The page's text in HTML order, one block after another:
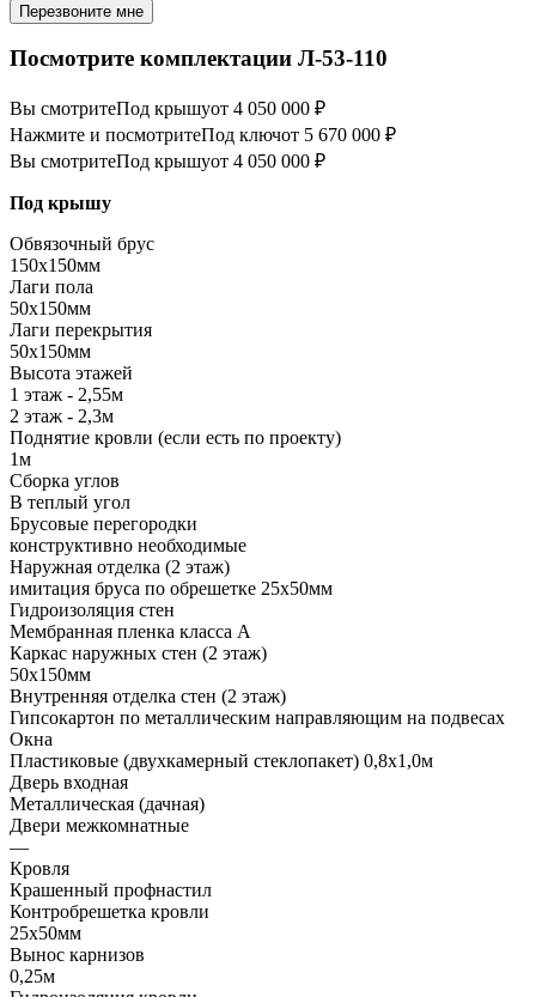
Перезвоните мне
Посмотрите комплектации Л-53-110
Вы смотритеПод крышуот 4 050 000 ₽
Нажмите и посмотритеПод ключот 5 670 000 ₽
Вы смотритеПод крышуот 4 050 000 ₽
Под крышу
Обвязочный брус
150х150мм
Лаги пола
50х150мм
Лаги перекрытия
50х150мм
Высота этажей
1 этаж - 2,55м
2 этаж - 2,3м
Поднятие кровли (если есть по проекту)
1м
Сборка углов
В теплый угол
Брусовые перегородки
конструктивно необходимые
Наружная отделка (2 этаж)
имитация бруса по обрешетке 25х50мм
Гидроизоляция стен
Мембранная пленка класса А
Каркас наружных стен (2 этаж)
50х150мм
Внутренняя отделка стен (2 этаж)
Гипсокартон по металлическим направляющим на подвесах
Окна
Пластиковые (двухкамерный стеклопакет) 0,8х1,0м
Дверь входная
Металлическая (дачная)
Двери межкомнатные
—
Кровля
Крашенный профнастил
Контробрешетка кровли
25х50мм
Вынос карнизов
0,25м